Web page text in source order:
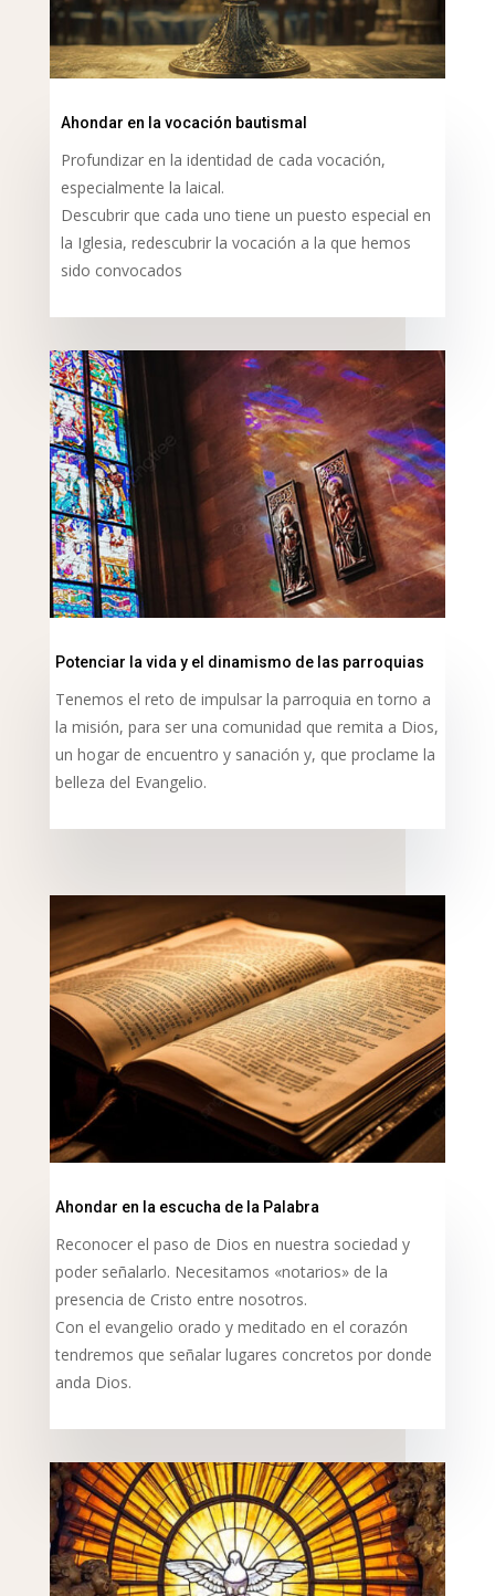
Ahondar en la vocación bautismal
Profundizar en la identidad de cada vocación,
especialmente la laical.
Descubrir que cada uno tiene un puesto especial en
la Iglesia, redescubrir la vocación a la que hemos
sido convocados
Potenciar la vida y el dinamismo de las parroquias
Tenemos el reto de impulsar la parroquia en torno a
la misión, para ser una comunidad que remita a Dios,
un hogar de encuentro y sanación y, que proclame la
belleza del Evangelio.
Ahondar en la escucha de la Palabra
Reconocer el paso de Dios en nuestra sociedad y
poder señalarlo. Necesitamos «notarios» de la
presencia de Cristo entre nosotros.
Con el evangelio orado y meditado en el corazón
tendremos que señalar lugares concretos por donde
anda Dios.